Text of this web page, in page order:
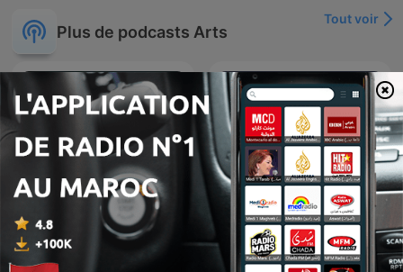
Plus de podcasts Arts
Tout voir
روائع المسلسلات الإذاعية